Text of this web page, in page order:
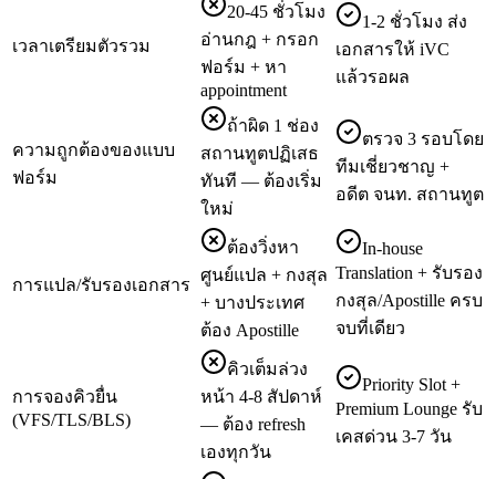
เวลาเตรียมตัวรวม
20-45 ชั่วโมง
อ่านกฎ + กรอก
ฟอร์ม + หา
appointment
1-2 ชั่วโมง ส่ง
เอกสารให้ iVC
แล้วรอผล
ความถูกต้องของแบบ
ฟอร์ม
ถ้าผิด 1 ช่อง
สถานทูตปฏิเสธ
ทันที — ต้องเริ่ม
ใหม่
ตรวจ 3 รอบโดย
ทีมเชี่ยวชาญ +
อดีต จนท. สถานทูต
การแปล/รับรองเอกสาร
ต้องวิ่งหา
ศูนย์แปล + กงสุล
+ บางประเทศ
ต้อง Apostille
In-house
Translation + รับรอง
กงสุล/Apostille ครบ
จบที่เดียว
การจองคิวยื่น
(VFS/TLS/BLS)
คิวเต็มล่วง
หน้า 4-8 สัปดาห์
— ต้อง refresh
เองทุกวัน
Priority Slot +
Premium Lounge รับ
เคสด่วน 3-7 วัน